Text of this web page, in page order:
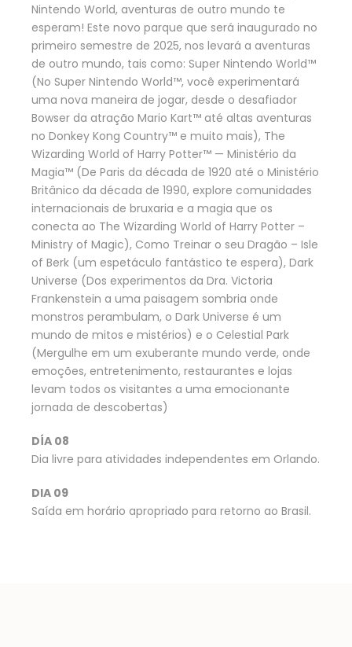
Nintendo World, aventuras de outro mundo te
esperam! Este novo parque que será inaugurado no
primeiro semestre de 2025, nos levará a aventuras
de outro mundo, tais como: Super Nintendo World™
(No Super Nintendo World™, você experimentará
uma nova maneira de jogar, desde o desafiador
Bowser da atração Mario Kart™ até altas aventuras
no Donkey Kong Country™ e muito mais), The
Wizarding World of Harry Potter™ — Ministério da
Magia™ (De Paris da década de 1920 até o Ministério
Britânico da década de 1990, explore comunidades
internacionais de bruxaria e a magia que os
conecta ao The Wizarding World of Harry Potter –
Ministry of Magic), Como Treinar o seu Dragão – Isle
of Berk (um espetáculo fantástico te espera), Dark
Universe (Dos experimentos da Dra. Victoria
Frankenstein a uma paisagem sombria onde
monstros perambulam, o Dark Universe é um
mundo de mitos e mistérios) e o Celestial Park
(Mergulhe em um exuberante mundo verde, onde
emoções, entretenimento, restaurantes e lojas
levam todos os visitantes a uma emocionante
jornada de descobertas)
DÍA 08
Dia livre para atividades independentes em Orlando.
DIA 09
Saída em horário apropriado para retorno ao Brasil.